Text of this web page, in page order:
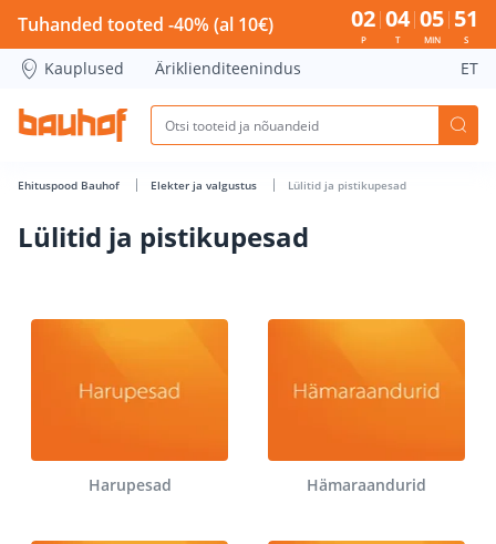
Lülitid ja pistikupesad - Bauhof has loaded
Tuhanded tooted -40% (al 10€) 02
P
04
T
05
MIN
50
S
Kauplused Äriklienditeenindus ET
Ehituspood Bauhof Elekter ja valgustus Lülitid ja pistikupesad
Lülitid ja pistikupesad
Harupesad Hämaraandurid